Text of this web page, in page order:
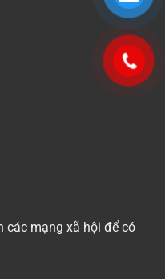
các mạng xã hội để có